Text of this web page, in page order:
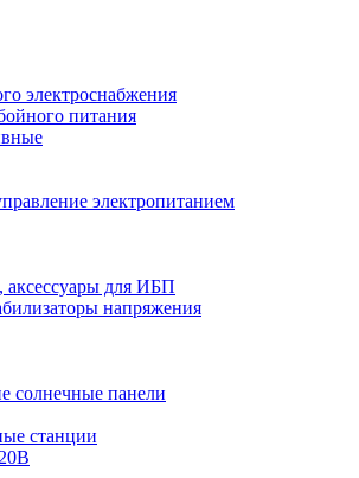
электроснабжения
питания
электропитанием
для ИБП
напряжения
солнечные панели
станции